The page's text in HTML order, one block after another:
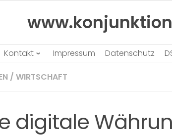
Kontakt Impressum Datenschutz
/ WIRTSCHAFT
digitale